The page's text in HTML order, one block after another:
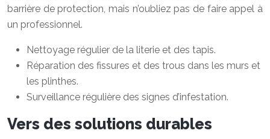
barrière de protection, mais n’oubliez pas de faire appel à
un professionnel.
Nettoyage régulier de la literie et des tapis.
Réparation des fissures et des trous dans les murs et
les plinthes.
Surveillance régulière des signes d’infestation.
Vers des solutions durables